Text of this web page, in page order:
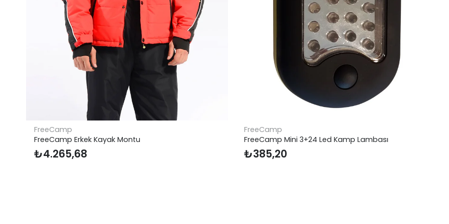
FreeCamp
FreeCamp Mini 3+24 Led Kamp Lambası
₺385,20
Dare 2b
Dare 2b Tradeoff Trs Trekking Kadın Pantolon
₺4.399,00